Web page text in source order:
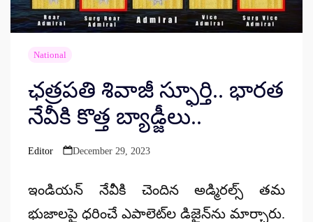
National
ఛత్రపతి శివాజీ స్ఫూర్తి.. భారత
నేవీకి కొత్త బ్యాడ్జీలు..
Posted
Editor December 29, 2023
ఇండియన్ నేవీకి చెందిన అడ్మిరల్స్ తమ
భుజాలపై ధరించే ఎపాలెట్‌ల డిజైన్‌ను మార్చారు.